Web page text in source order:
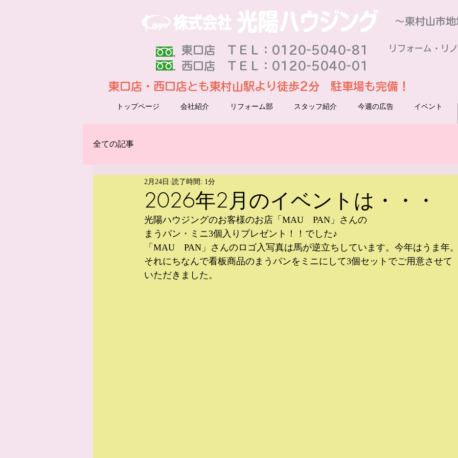
～東村山市
東口店 ＴＥＬ：0120-5040-81
​西口店 ＴＥＬ：0120-5040-01
リフォーム・リ
東口店・西口店とも東村山駅より徒歩2分 駐車場も完備！
トップページ 会社紹介 リフォーム部 スタッフ紹介 今週の広告 イベント
全ての記事
2026年2月のイベントは・・・
2月24日 読了時間: 1分
光陽ハウジングのお客様のお店「MAU　PAN」さんの
まうパン・ミニ3個入りプレゼント！！でした♪
「MAU　PAN」さんのロゴ入写真は馬が逆立ちしています。今年はうま年
それにちなんで看板商品のまうパンをミニにして3個セットでご用意させて
いただきました。